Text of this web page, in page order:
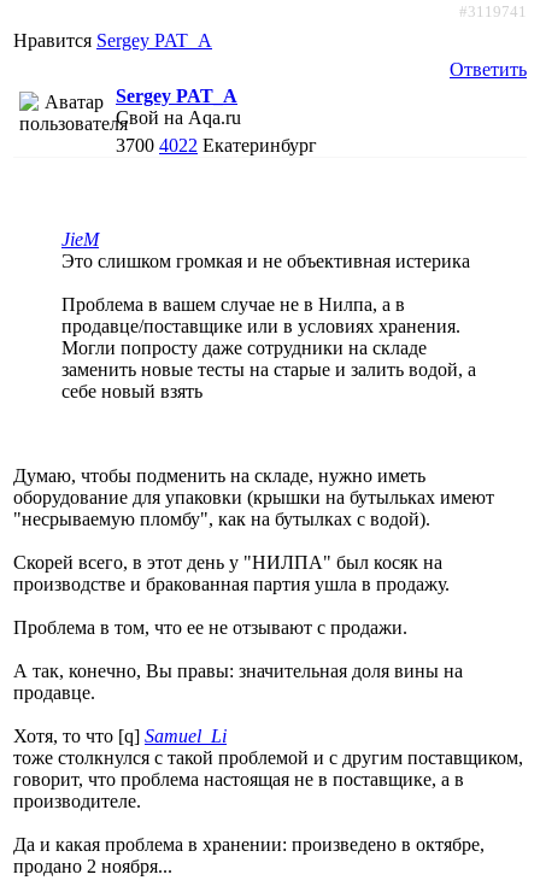
#3119741
Нравится Sergey PAT_A
Ответить
Sergey PAT_A
Свой на Aqa.ru
3700 4022 Екатеринбург
JieM
Это слишком громкая и не объективная истерика
Проблема в вашем случае не в Нилпа, а в
продавце/поставщике или в условиях хранения.
Могли попросту даже сотрудники на складе
заменить новые тесты на старые и залить водой, а
себе новый взять
Думаю, чтобы подменить на складе, нужно иметь
оборудование для упаковки (крышки на бутыльках имеют
"несрываемую пломбу", как на бутылках с водой).
Скорей всего, в этот день у "НИЛПА" был косяк на
производстве и бракованная партия ушла в продажу.
Проблема в том, что ее не отзывают с продажи.
А так, конечно, Вы правы: значительная доля вины на
продавце.
Хотя, то что [q] Samuel_Li
тоже столкнулся с такой проблемой и с другим поставщиком,
говорит, что проблема настоящая не в поставщике, а в
производителе.
Да и какая проблема в хранении: произведено в октябре,
продано 2 ноября...